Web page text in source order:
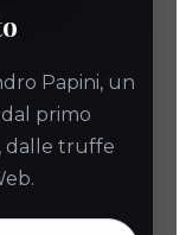
Papini, un
primo
dalle truffe
che i
e accettato
verifiche del
consenso
formale
di